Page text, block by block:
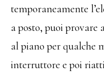
temporaneamente
a posto, puoi provare
al piano per qualche
interruttore e poi